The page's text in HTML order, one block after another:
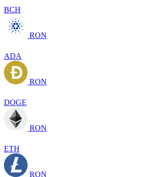
BCH
RON
ADA
RON
DOGE
RON
ETH
RON